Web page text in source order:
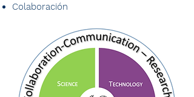
Colaboración